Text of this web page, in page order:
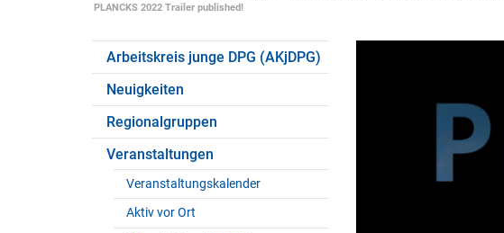
PLANCKS 2022 Trailer published!
Arbeitskreis junge DPG (AKjDPG)
Neuigkeiten
Regionalgruppen
Veranstaltungen
Veranstaltungskalender
Aktiv vor Ort